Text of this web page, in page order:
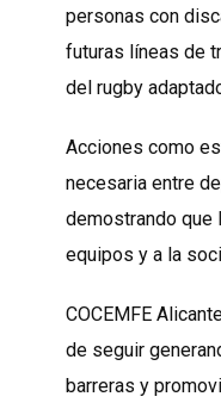
personas con
futuras líneas de
del rugby
Acciones como
necesaria entre
demostrando que
equipos y a la
COCEMFE
de seguir
barreras y